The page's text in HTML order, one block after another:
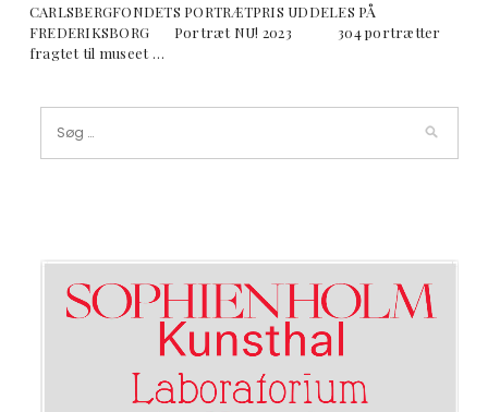
CARLSBERGFONDETS PORTRÆTPRIS UDDELES PÅ
FREDERIKSBORG Portræt NU! 2023 304 portrætter
fragtet til museet …